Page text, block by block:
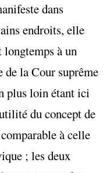
dans
endroits, elle
longtemps à un
la Cour suprême
plus loin étant ici
du concept de
à celle
; les deux